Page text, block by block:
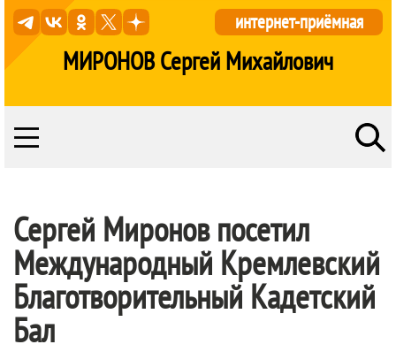
МИРОНОВ Сергей Михайлович
интернет-приёмная
Сергей Миронов посетил
Международный Кремлевский
Благотворительный Кадетский
Бал